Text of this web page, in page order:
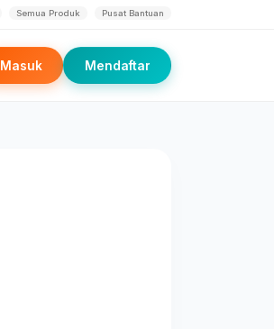
Semua Produk Pusat Bantuan
Masuk Mendaftar